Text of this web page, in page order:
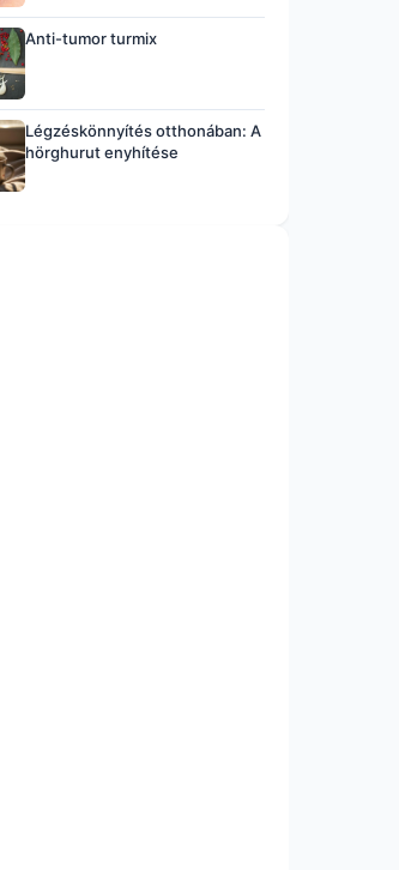
Anti-tumor turmix
Légzéskönnyítés otthonában: A
hörghurut enyhítése